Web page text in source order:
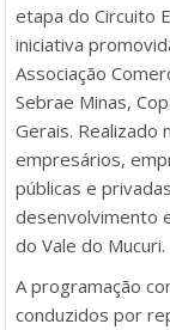
etapa do Circuito
iniciativa
Associação
Sebrae Minas,
Gerais. Realizado
empresários,
públicas e
desenvolvimento
do Vale do Mucuri.
A programação
conduzidos por